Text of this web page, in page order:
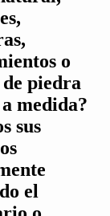
o
piedra
medida?
sus
el